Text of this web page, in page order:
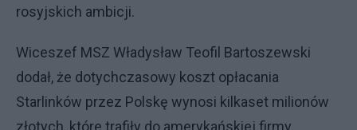
rosyjskich ambicji.
Wiceszef MSZ Władysław Teofil Bartoszewski
dodał, że dotychczasowy koszt opłacania
Starlinków przez Polskę wynosi kilkaset milionów
złotych, które trafiły do amerykańskiej firmy.